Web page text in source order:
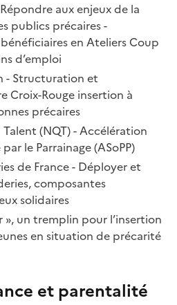
aux enjeux de la
publics précaires -
en Ateliers Coup
d’emploi
- Structuration et
Croix-Rouge insertion à
précaires
(NQT) - Accélération
le Parrainage (ASoPP)
de France - Déployer et
composantes
solidaires
», un tremplin pour l’insertion
en situation de précarité
et parentalité